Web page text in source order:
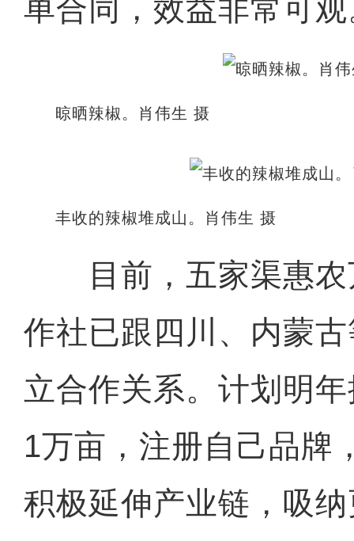
单合同，效益非常可
晾晒辣椒。肖伟生 摄
丰收的辣椒堆成山。肖伟生 摄
目前，五家渠惠农
作社已跟四川、内蒙
立合作关系。计划明
1万亩，注册自己品牌
积极延伸产业链，吸